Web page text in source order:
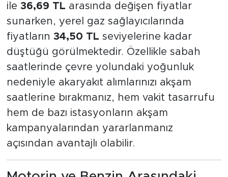
ile 36,69 TL arasında değişen fiyatlar
sunarken, yerel gaz sağlayıcılarında
fiyatların 34,50 TL seviyelerine kadar
düştüğü görülmektedir. Özellikle sabah
saatlerinde çevre yolundaki yoğunluk
nedeniyle akaryakıt alımlarınızı akşam
saatlerine bırakmanız, hem vakit tasarrufu
hem de bazı istasyonların akşam
kampanyalarından yararlanmanız
açısından avantajlı olabilir.